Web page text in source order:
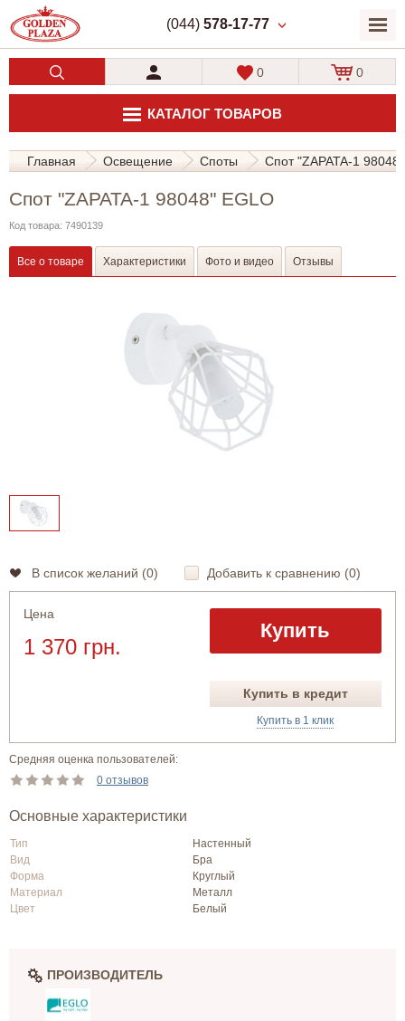
(044) 578-17-77
КАТАЛОГ ТОВАРОВ
0 0
Главная Освещение Споты Спот "ZAPATA-1
Спот "ZAPATA-1 98048" EGLO
Код товара: 7490139
Все о товаре Характеристики Фото и видео Отзывы
В список желаний (0) Добавить к сравнению (0)
Цена
1 370 грн.
Купить
Купить в кредит
Купить в 1 клик
Средняя оценка пользователей:
0 отзывов
Основные характеристики
Тип
Настенный
Вид
Бра
Форма
Круглый
Материал
Металл
Цвет
Белый
ПРОИЗВОДИТЕЛЬ